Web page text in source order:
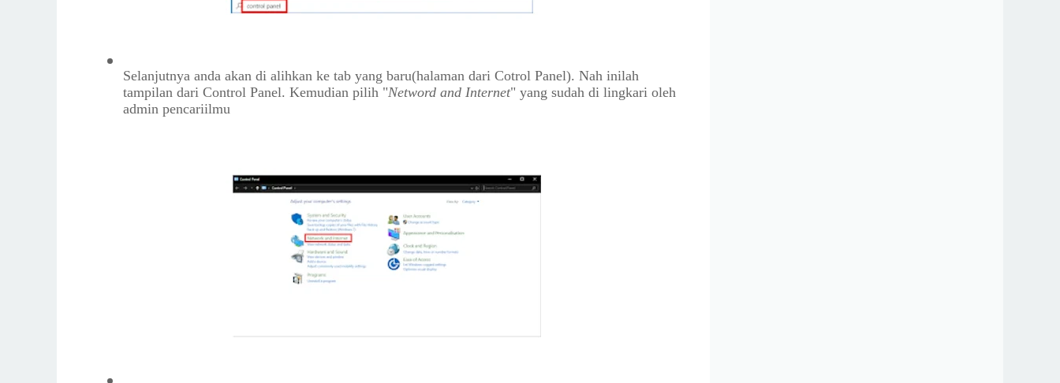
Selanjutnya anda akan di alihkan ke tab yang baru(halaman dari Cotrol Panel). Nah inilah
tampilan dari Control Panel. Kemudian pilih "Netword and Internet" yang sudah di lingkari oleh
admin pencariilmu